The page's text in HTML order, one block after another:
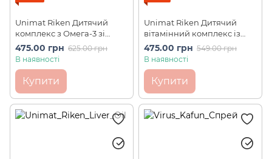
Unimat Riken Дитячий
комплекс з Омега-3 зі
смаком апельсина DHA
100 шт на 30 днів
475.00 грн 625.00 грн
В наявності
Купити
Unimat Riken Дитячий
вітамінний комплекс із
протеїном, вітаміном D,
кальцієм для дітей зі
днів
475.00 грн 549.00 грн
В наявності
Купити